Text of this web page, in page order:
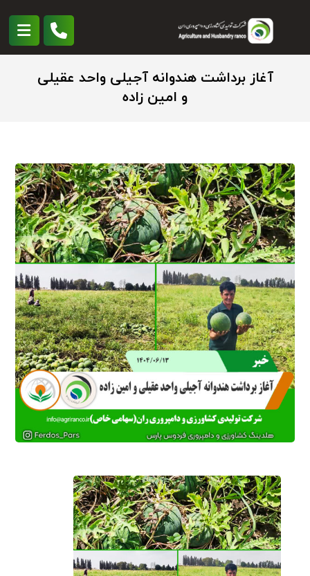
آغاز برداشت هندوانه آجیلی واحد عقیلی
و امین زاده